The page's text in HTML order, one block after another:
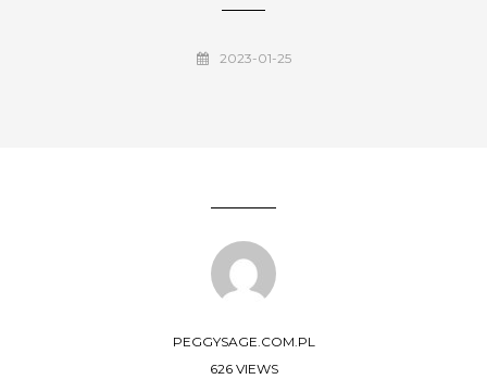
2023-01-25
PEGGYSAGE.COM.PL
626 VIEWS